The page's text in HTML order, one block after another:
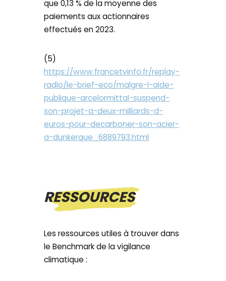
que 0,13 % de la moyenne des
paiements aux actionnaires
effectués en 2023.
(5)
https://www.francetvinfo.fr/replay-
radio/le-brief-eco/malgre-l-aide-
publique-arcelormittal-suspend-
son-projet-a-deux-milliards-d-
euros-pour-decarboner-son-acier-
a-dunkerque_6889793.html
RESSOURCES
Les ressources utiles à trouver dans
le Benchmark de la vigilance
climatique :